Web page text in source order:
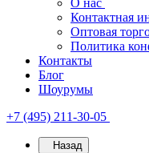
О нас
Контактная
Оптовая
Политика
Контакты
Блог
Шоурумы
+7 (495) 211-30-05
Назад